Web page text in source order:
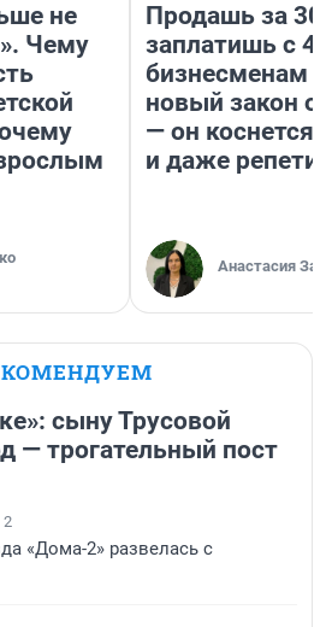
не
Чему
Продашь за
заплатишь с
бизнесменам
новый закон о
— он коснется
и даже
Анастасия
сыну Трусовой
— трогательный пост
2
«Дома-2» развелась с